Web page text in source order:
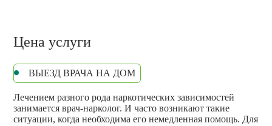
Цена услуги
ВЫЕЗД ВРАЧА НА ДОМ
Лечением разного рода наркотических зависимостей
занимается врач-нарколог. И часто возникают такие
ситуации, когда необходима его немедленная помощь. Для